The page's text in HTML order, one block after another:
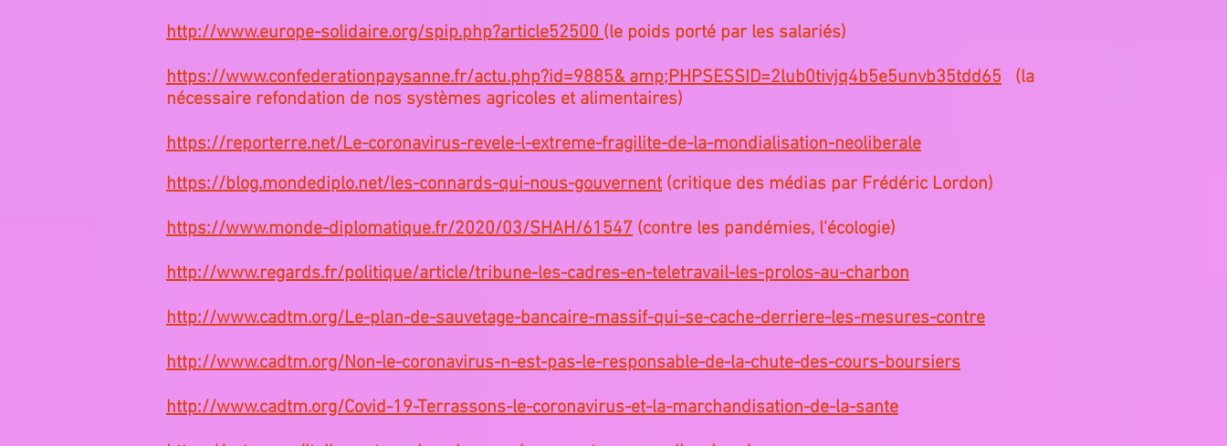
http://www.europe-solidaire.org/spip.php?article52500 (le poids porté par les salariés)
https://www.confederationpaysanne.fr/actu.php?id=9885& amp;PHPSESSID=2lub0tivjq4b5e5unvb35tdd65 (la
nécessaire refondation de nos systèmes agricoles et alimentaires)
https://reporterre.net/Le-coronavirus-revele-l-extreme-fragilite-de-la-mondialisation-neoliberale
https://blog.mondediplo.net/les-connards-qui-nous-gouvernent (critique des médias par Frédéric Lordon)
https://www.monde-diplomatique.fr/2020/03/SHAH/61547 (contre les pandémies, l'écologie)
http://www.regards.fr/politique/article/tribune-les-cadres-en-teletravail-les-prolos-au-charbon
http://www.cadtm.org/Le-plan-de-sauvetage-bancaire-massif-qui-se-cache-derriere-les-mesures-contre
http://www.cadtm.org/Non-le-coronavirus-n-est-pas-le-responsable-de-la-chute-des-cours-boursiers
http://www.cadtm.org/Covid-19-Terrassons-le-coronavirus-et-la-marchandisation-de-la-sante